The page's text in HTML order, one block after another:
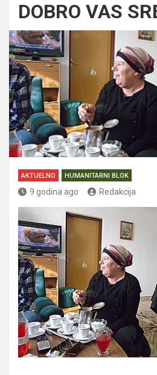
DOBRO VAS
AKTUELNO HUMANITARNI BLOK
9 godina ago Redakcija